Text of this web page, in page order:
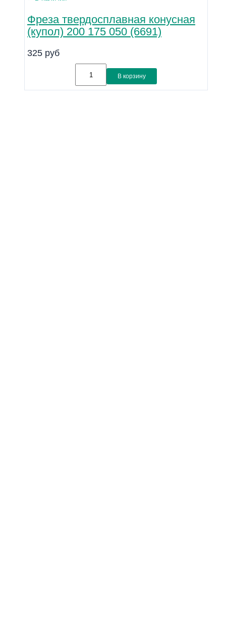
Фреза твердосплавная конусная
(купол) 200 175 050 (6691)
325 руб
В корзину